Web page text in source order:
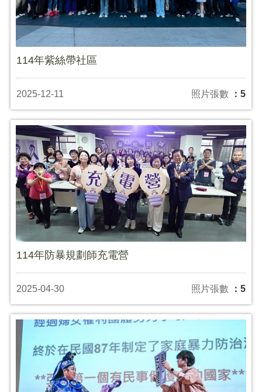
114年紫絲帶社區
2025-12-11 照片張數 ：5
114年防暴規劃師充電營
2025-04-30 照片張數 ：5